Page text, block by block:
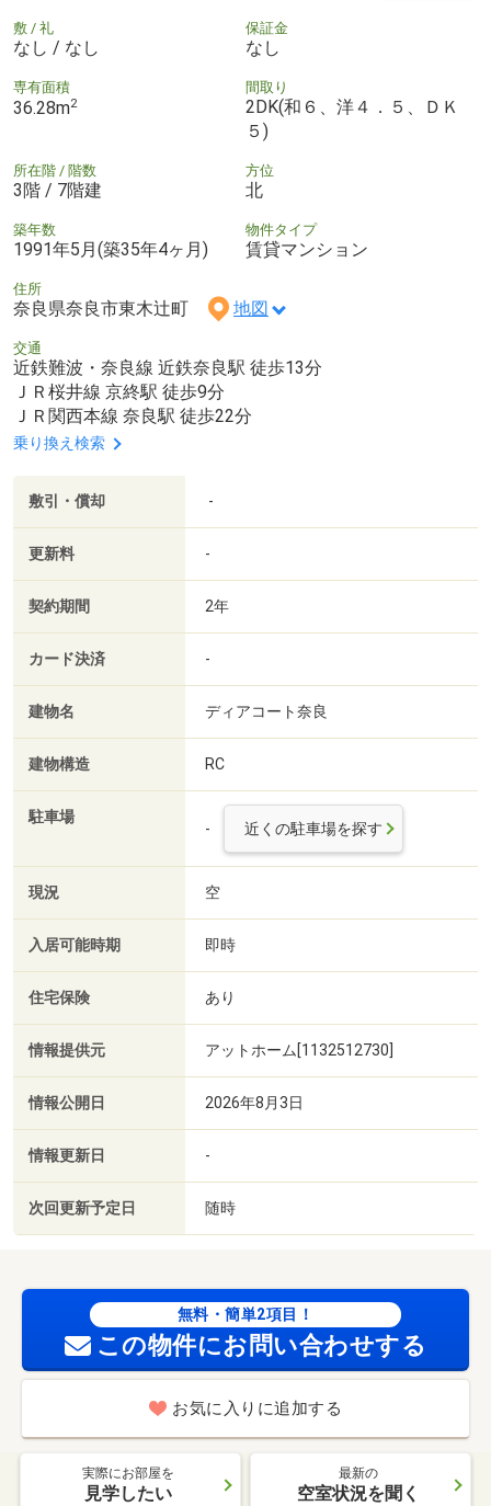
敷 / 礼
なし / なし
保証金
なし
専有面積
36.28m2
間取り
2DK(和６、洋４．５、ＤＫ
５)
所在階 / 階数
3階 / 7階建
方位
北
築年数
1991年5月(築35年4ヶ月)
物件タイプ
賃貸マンション
住所
奈良県奈良市東木辻町 地図
交通
近鉄難波・奈良線 近鉄奈良駅 徒歩13分
ＪＲ桜井線 京終駅 徒歩9分
ＪＲ関西本線 奈良駅 徒歩22分
乗り換え検索
敷引・償却 -
更新料 -
契約期間 2年
カード決済 -
建物名 ディアコート奈良
建物構造 RC
駐車場
- 近くの駐車場を探す
現況 空
入居可能時期 即時
住宅保険 あり
情報提供元 アットホーム[1132512730]
情報公開日 2026年8月3日
情報更新日 -
次回更新予定日 随時
無料・簡単2項目！
この物件にお問い合わせする
お気に入りに追加する
実際にお部屋を
見学したい
最新の
空室状況を聞く